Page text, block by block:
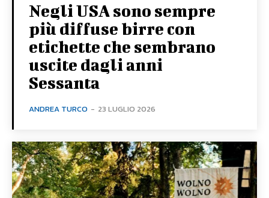
Negli USA sono sempre
più diffuse birre con
etichette che sembrano
uscite dagli anni
Sessanta
ANDREA TURCO - 23 LUGLIO 2026